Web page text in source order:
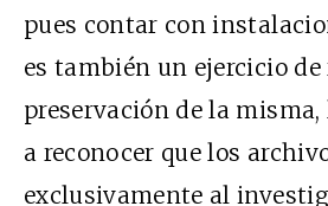
pues contar con
es también un ejercicio de
preservación de la misma,
a reconocer que los
exclusivamente al